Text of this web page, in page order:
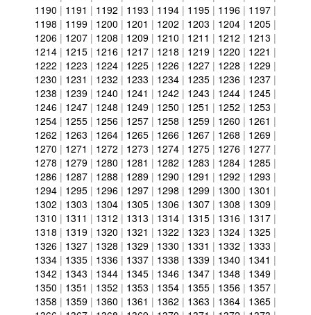
1190 | 1191 | 1192 | 1193 | 1194 | 1195 | 1196 | 1197 |
1198 | 1199 | 1200 | 1201 | 1202 | 1203 | 1204 | 1205 |
1206 | 1207 | 1208 | 1209 | 1210 | 1211 | 1212 | 1213 |
1214 | 1215 | 1216 | 1217 | 1218 | 1219 | 1220 | 1221 |
1222 | 1223 | 1224 | 1225 | 1226 | 1227 | 1228 | 1229 |
1230 | 1231 | 1232 | 1233 | 1234 | 1235 | 1236 | 1237 |
1238 | 1239 | 1240 | 1241 | 1242 | 1243 | 1244 | 1245 |
1246 | 1247 | 1248 | 1249 | 1250 | 1251 | 1252 | 1253 |
1254 | 1255 | 1256 | 1257 | 1258 | 1259 | 1260 | 1261 |
1262 | 1263 | 1264 | 1265 | 1266 | 1267 | 1268 | 1269 |
1270 | 1271 | 1272 | 1273 | 1274 | 1275 | 1276 | 1277 |
1278 | 1279 | 1280 | 1281 | 1282 | 1283 | 1284 | 1285 |
1286 | 1287 | 1288 | 1289 | 1290 | 1291 | 1292 | 1293 |
1294 | 1295 | 1296 | 1297 | 1298 | 1299 | 1300 | 1301 |
1302 | 1303 | 1304 | 1305 | 1306 | 1307 | 1308 | 1309 |
1310 | 1311 | 1312 | 1313 | 1314 | 1315 | 1316 | 1317 |
1318 | 1319 | 1320 | 1321 | 1322 | 1323 | 1324 | 1325 |
1326 | 1327 | 1328 | 1329 | 1330 | 1331 | 1332 | 1333 |
1334 | 1335 | 1336 | 1337 | 1338 | 1339 | 1340 | 1341 |
1342 | 1343 | 1344 | 1345 | 1346 | 1347 | 1348 | 1349 |
1350 | 1351 | 1352 | 1353 | 1354 | 1355 | 1356 | 1357 |
1358 | 1359 | 1360 | 1361 | 1362 | 1363 | 1364 | 1365 |